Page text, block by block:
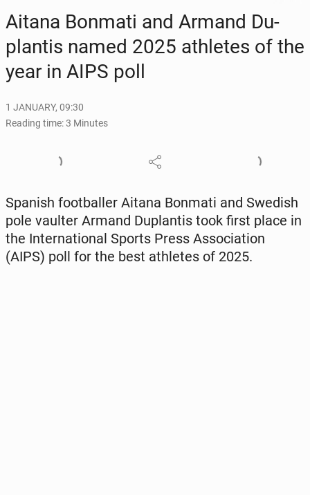
Aitana Bonmati and Armand Du­
plan­tis named 2025 ath­letes of the
year in AIPS poll
1 JANUARY, 09:30
Reading time: 3 Minutes
Spanish foot­baller Aitana Bonmati and Swedish
pole vaulter Armand Du­plan­tis took first place in
the In­ter­na­tion­al Sports Press As­so­ci­a­tion
(AIPS) poll for the best ath­letes of 2025.